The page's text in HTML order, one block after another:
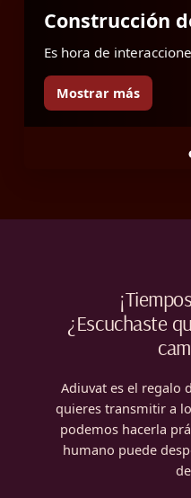
Construcción
Es hora de
Mostrar más
¿Escuchaste
Adiuvat es el regalo
quieres transmitir a
podemos hacerla
humano puede